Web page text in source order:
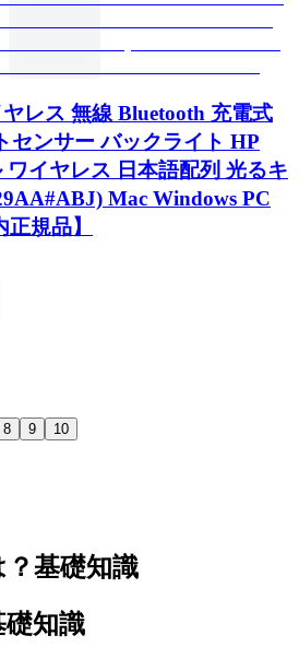
レス 無線 Bluetooth 充電式
センサー バックライト HP
ワイヤレス 日本語配列 光るキ
Mac Windows PC
規品】
8 9 10
基礎知識
知識